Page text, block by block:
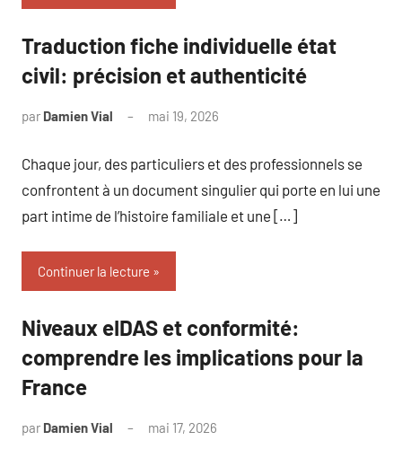
Traduction fiche individuelle état
civil: précision et authenticité
par Damien Vial mai 19, 2026
Chaque jour, des particuliers et des professionnels se
confrontent à un document singulier qui porte en lui une
part intime de l’histoire familiale et une […]
Continuer la lecture
Niveaux eIDAS et conformité:
comprendre les implications pour la
France
par Damien Vial mai 17, 2026